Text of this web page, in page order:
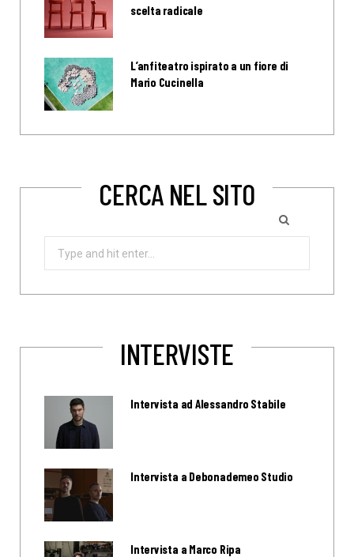
scelta radicale
L’anfiteatro ispirato a un fiore di
Mario Cucinella
CERCA NEL SITO
INTERVISTE
Intervista ad Alessandro Stabile
Intervista a Debonademeo Studio
Intervista a Marco Ripa